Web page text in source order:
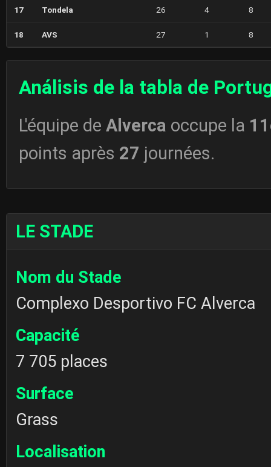
17 Tondela 26 4 8
18 AVS 27 1 8
Análisis de la tabla de
L'équipe de Alverca occupe la
points après 27 journées.
LE STADE
Nom du Stade
Complexo Desportivo FC Alverca
Capacité
7 705 places
Surface
Grass
Localisation